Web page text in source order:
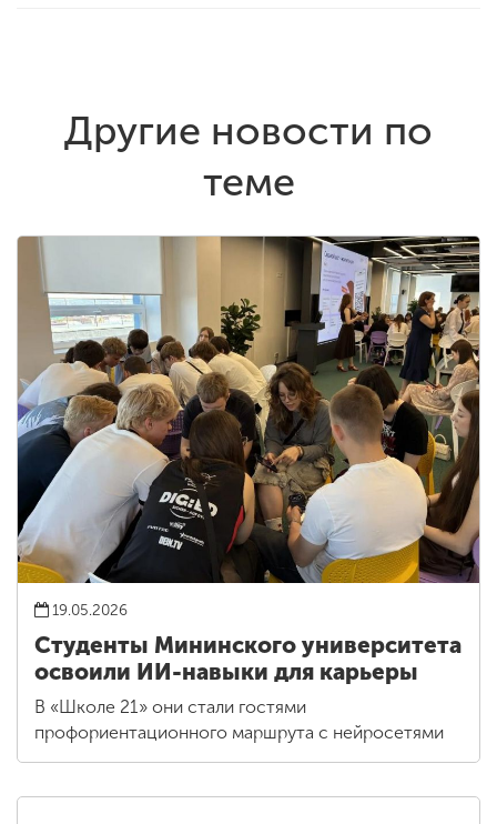
Другие новости по
теме
19.05.2026
Студенты Мининского университета
освоили ИИ-навыки для карьеры
В «Школе 21» они стали гостями
профориентационного маршрута с нейросетями